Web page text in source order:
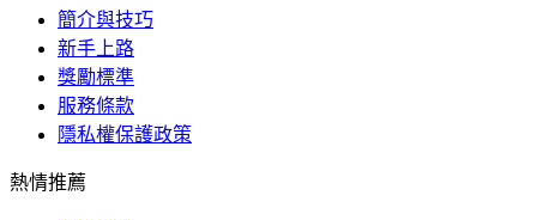
簡介與技巧
新手上路
獎勵標準
服務條款
隱私權保護政策
熱情推薦